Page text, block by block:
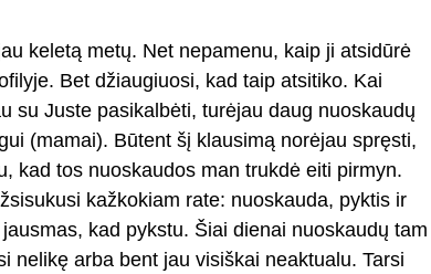
keletą metų. Net nepamenu, kaip ji atsidūrė
Bet džiaugiuosi, kad taip atsitiko. Kai
su Juste pasikalbėti, turėjau daug nuoskaudų
(mamai). Būtent šį klausimą norėjau spręsti,
kad tos nuoskaudos man trukdė eiti pirmyn.
kažkokiam rate: nuoskauda, pyktis ir
kad pykstu. Šiai dienai nuoskaudų tam
nelikę arba bent jau visiškai neaktualu. Tarsi